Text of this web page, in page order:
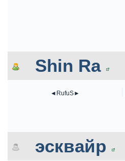
Shin Ra
◄RufuS►
эсквайр